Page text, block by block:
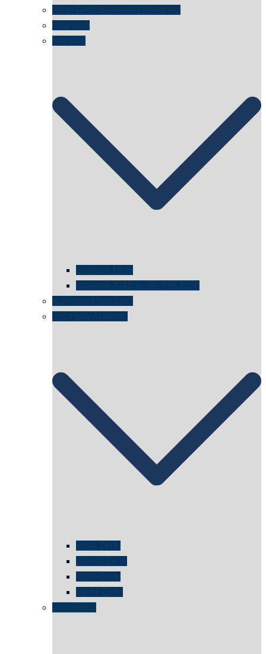
mein Chargesheimer reloaded
time shift
Istanbul
istanbul 1995
Istanbul 2015 in der IHK Köln
schwimmt Neptun?
„schnelle Antwort“
erste Zelle
zweite Zelle
dritte Zelle
vierte Zelle
architektur